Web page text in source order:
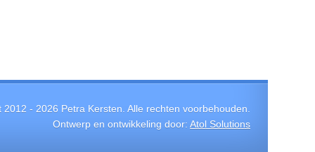
2012 - 2026 Petra Kersten. Alle rechten voorbehouden.
Ontwerp en ontwikkeling door: Atol Solutions